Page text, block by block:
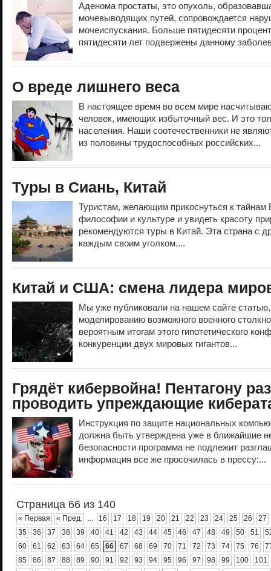
Аденома простаты, это опухоль,
мочевыводящих путей, сопровождается
мочеиспускания. Больше пятидесяти
пятидесяти лет подвержены данному
О вреде лишнего веса
В настоящее время во всем мире
человек, имеющих избыточный вес. И это
населения. Наши соотечественники не
из половины трудоспособных российских...
Туры в Сиань, Китай
Туристам, желающим прикоснуться к тайнам
философии и культуре и увидеть красоту
рекомендуются туры в Китай. Эта страна с
каждым своим уголком....
Китай и США: смена лидера
Мы уже публиковали на нашем сайте
моделированию возможного военного
вероятным итогам этого гипотетического
конкуренции двух мировых гигантов...
Грядёт кибервойна! Пентагону
проводить упреждающие
Инструкция по защите национальных
должна быть утверждена уже в ближайшие
безопасности программа не подлежит
информация все же просочилась в прессу:...
Страница 66 из 140
« Первая « Пред. ... 16 17 18 19 20 21 22 23 24 25 26
27
35
36 37 38 39 40 41 42 43 44 45 46 47 48 49 50 51
60
61 62 63 64 65 66 67 68 69 70 71 72 73 74 75 76
85
86 87 88 89 90 91 92 93 94 95 96 97 98 99 100
101